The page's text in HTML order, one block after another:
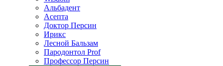
Альбадент
Асепта
Доктор Персин
Ирикс
Лесной Бальзам
Пародонтол Prof
Профессор Персин